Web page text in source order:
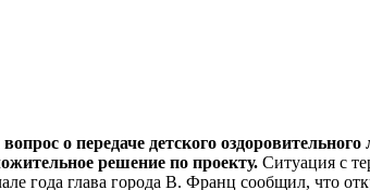
о передаче детского
решение по проекту. Ситуация с
года глава города В. Франц сообщил, что